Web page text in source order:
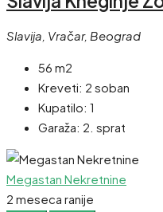
Slavija, Vračar, Beograd
56 m2
Kreveti: 2 soban
Kupatilo: 1
Garaža: 2. sprat
Megastan Nekretnine
2 meseca ranije